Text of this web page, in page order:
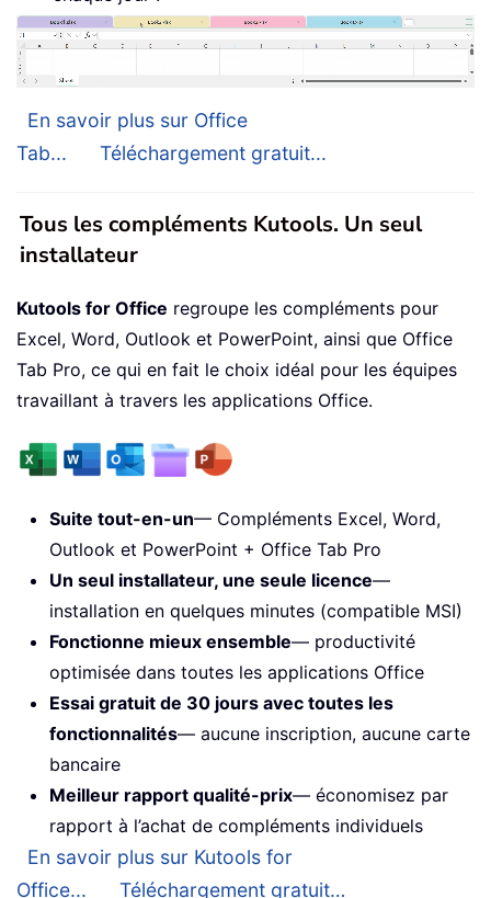
En savoir plus sur Office
Tab...
Téléchargement gratuit...
Tous les compléments Kutools. Un seul
installateur
Kutools for Office regroupe les compléments pour
Excel, Word, Outlook et PowerPoint, ainsi que Office
Tab Pro, ce qui en fait le choix idéal pour les équipes
travaillant à travers les applications Office.
Suite tout-en-un— Compléments Excel, Word,
Outlook et PowerPoint + Office Tab Pro
Un seul installateur, une seule licence—
installation en quelques minutes (compatible MSI)
Fonctionne mieux ensemble— productivité
optimisée dans toutes les applications Office
Essai gratuit de 30 jours avec toutes les
fonctionnalités— aucune inscription, aucune carte
bancaire
Meilleur rapport qualité-prix— économisez par
rapport à l’achat de compléments individuels
En savoir plus sur Kutools for
Office...
Téléchargement gratuit…